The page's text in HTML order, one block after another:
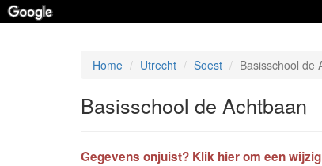
Home Utrecht Soest Basisschool de
Basisschool de Achtbaan
Gegevens onjuist? Klik hier om een